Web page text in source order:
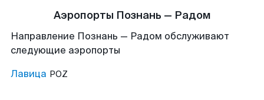
Аэропорты Познань — Радом
Направление Познань — Радом обслуживают
следующие аэропорты
Лавица POZ